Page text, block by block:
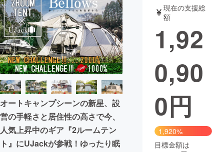
アート・写真 音楽
テクノロジー・ガジェット ゲーム・サ
映像・映画
ビジネス・起業
まちづくり・地域活性化
CAMPFIRE for Social Good
CAMPFIRE Creation
オートキャンプシーンの新星、設
営の手軽さと居住性の高さで今、
人気上昇中のギア『2ルームテン
ト』にUJackが参戦！ゆったり眠
現在の支援総
額
1,92
0,90
0円
1,920%
目標金額は